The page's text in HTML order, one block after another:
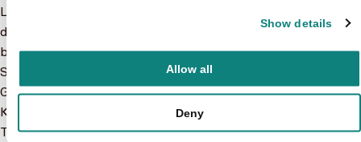
Show details
Allow all
Deny
Lees de super leuke verhalen over de avonturen van Maya
de Bij. In het boek staan de verhalen De vreemdeling, Schijn
bedriegt en De schone slaper.
Specificaties:
Geslacht: junior
Kaft: Hardcover
Taal: Nederlands